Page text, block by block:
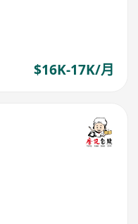
$16K-17K/月